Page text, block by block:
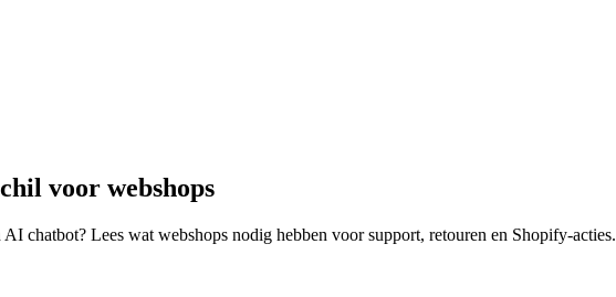
voor webshops
chatbot? Lees wat webshops nodig hebben voor support, retouren en Shopify-acties.